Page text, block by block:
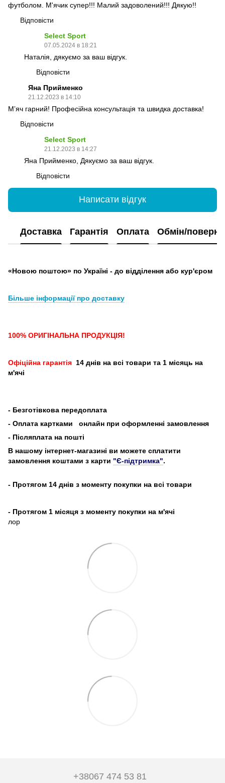
футболом. М'ячик супер!!! Малий задоволений!!! Дякую!!
Відповісти
Select Sport
07.05.2024 в 18:21
Наталія, дякуємо за ваш відгук.
Відповісти
Яна Прийменко
21.12.2023 в 14:10
Мʼяч гарний! Професійна консультація та швидка доставка!
Відповісти
Select Sport
21.12.2023 в 14:27
Яна Прийменко, Дякуємо за ваш відгук.
Відповісти
Написати відгук
Доставка Гарантія Оплата Обмін/
«Новою поштою» по Україні - до відділення або кур'єром
Більше інформації про доставку
100% ОРИГІНАЛЬНА ПРОДУКЦІЯ!
Офіційна гарантія 14 днів на всі товари та 1 місяць на
м'ячі
- Безготівкова передоплата
- Оплата картками
онлайн при оформленні замовлення
- Післяплата на пошті
В нашому інтернет-магазині ви можете сплатити
замовлення коштами з карти "Є-підтримка".
- Протягом 14 днів з моменту покупки на всі товари
- Протягом 1 місяця з моменту покупки на м'ячі
лор
+38067 474 53 81